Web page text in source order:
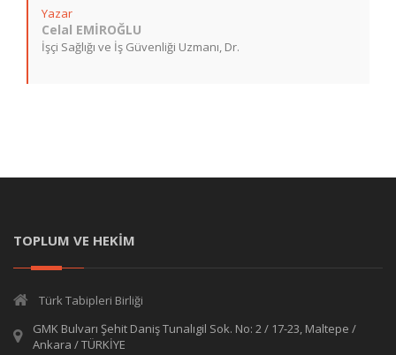
Yazar
Celal EMİROĞLU
İşçi Sağlığı ve İş Güvenliği Uzmanı, Dr.
TOPLUM VE HEKİM
Türk Tabipleri Birliği
GMK Bulvarı Şehit Daniş Tunalıgil Sok. No: 2 / 17-23, Maltepe /
Ankara / TÜRKİYE